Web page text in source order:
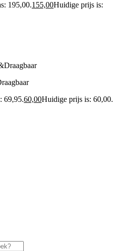
195,00.155,00Huidige prijs is:
69,95.60,00Huidige prijs is: 60,00.